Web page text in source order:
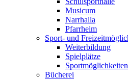
Musicum
Narrhalla
Pfarrheim
Sport- und
Weiterbildung
Spielplätze
Sportmöglichkeiten
Bücherei